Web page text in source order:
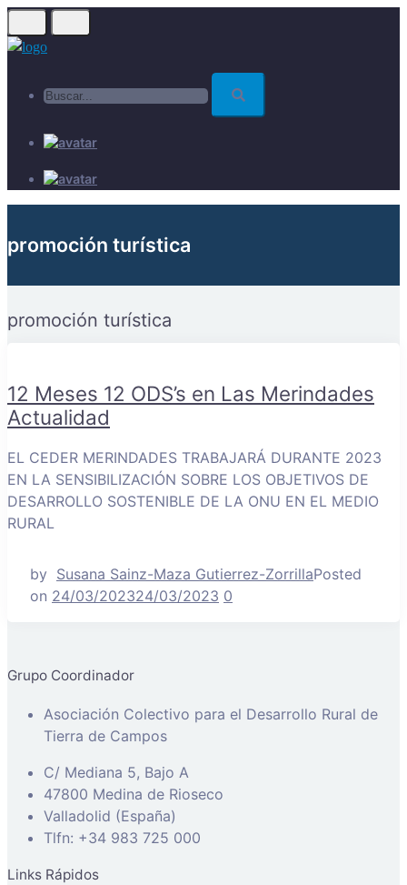
Skip
to
promoción turística
promoción turística
12 Meses 12 ODS’s en Las Merindades
Actualidad
EL CEDER MERINDADES TRABAJARÁ DURANTE 2023
EN LA SENSIBILIZACIÓN SOBRE LOS OBJETIVOS DE
DESARROLLO SOSTENIBLE DE LA ONU EN EL MEDIO
RURAL
by Susana Sainz-Maza Gutierrez-ZorrillaPosted
on 24/03/202324/03/2023 0
Grupo Coordinador
Asociación Colectivo para el Desarrollo Rural de
Tierra de Campos
C/ Mediana 5, Bajo A
47800 Medina de Rioseco
Valladolid (España)
Tlfn: +34 983 725 000
Links Rápidos